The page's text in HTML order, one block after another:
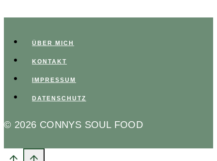
ÜBER MICH
KONTAKT
IMPRESSUM
DATENSCHUTZ
© 2026 CONNYS SOUL FOOD